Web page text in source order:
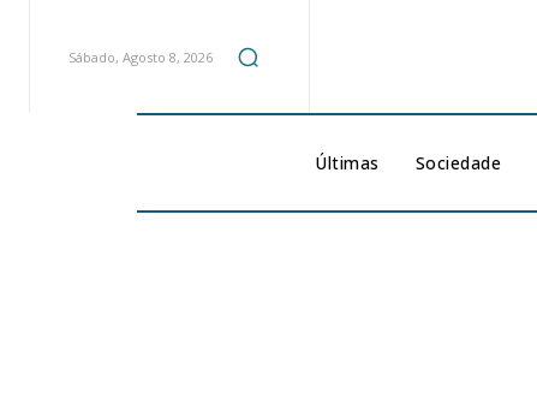
Sábado, Agosto 8, 2026
Últimas Sociedade